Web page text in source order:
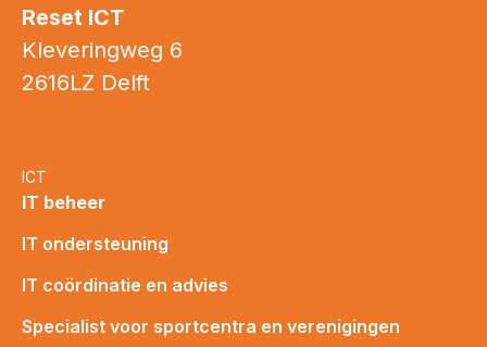
Reset ICT
Kleveringweg 6
2616LZ Delft
ICT
IT beheer
IT ondersteuning
IT coördinatie en advies
Specialist voor sportcentra en verenigingen